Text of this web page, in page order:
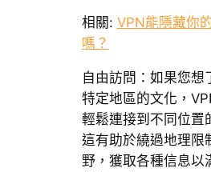
相關: VPN能隱藏你
嗎？
自由訪問：如果您想
特定地區的文化，
輕鬆連接到不同位置
這有助於繞過地理限
野，獲取各種信息以